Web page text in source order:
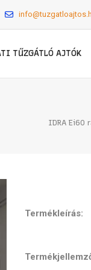
TŰZGÁTLÓ AJTÓK
IDRA
Termékleírás: